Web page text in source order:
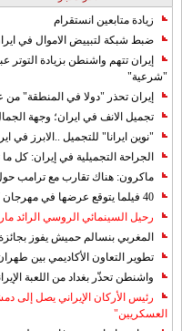
زيادة متابعين انستقرام
ضبط شبكة لتبييض الاموال في
إيران تتهم واشنطن بزيادة التوتر
"شرعية"
إيران تحذر "دولا في المنطقة"
تجميل الانف في ايران؛ وجهة
"نوين ايرانا" للتجميل ..الابرز في
الجراحة التجميلية في إيران: كل
ماكرون: هناك تقارب مع ترامب
40 فيلما يتوقع عرضها في مهرجان كان 2019
رحيل السينمائي الروسي الرائد
المغربي بنسالم حميش يفوز
تطوير التعاون الأكاديمي بين
واشنطن تحذّر بغداد من اللعبة
رئيس الأركان الإيراني يصل إلى
العسكريين"